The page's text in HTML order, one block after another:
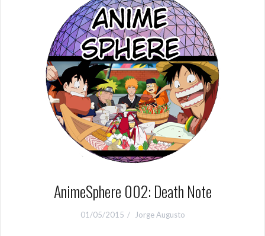
AnimeSphere 002: Death Note
01/05/2015 Jorge Augusto